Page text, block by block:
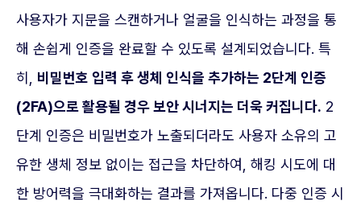
사용자가 지문을 스캔하거나 얼굴을 인식하는 과정을 통
해 손쉽게 인증을 완료할 수 있도록 설계되었습니다. 특
히, 비밀번호 입력 후 생체 인식을 추가하는 2단계 인증
(2FA)으로 활용될 경우 보안 시너지는 더욱 커집니다. 2
단계 인증은 비밀번호가 노출되더라도 사용자 소유의 고
유한 생체 정보 없이는 접근을 차단하여, 해킹 시도에 대
한 방어력을 극대화하는 결과를 가져옵니다. 다중 인증 시